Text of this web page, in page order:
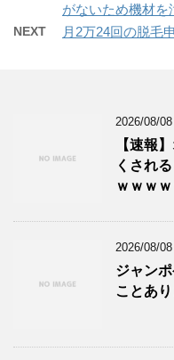
がないため機材
NEXT 月2万24回の脱毛
2026/08/08
【速報
くされ
ｗｗｗ
2026/08/08
ジャン
ことあり